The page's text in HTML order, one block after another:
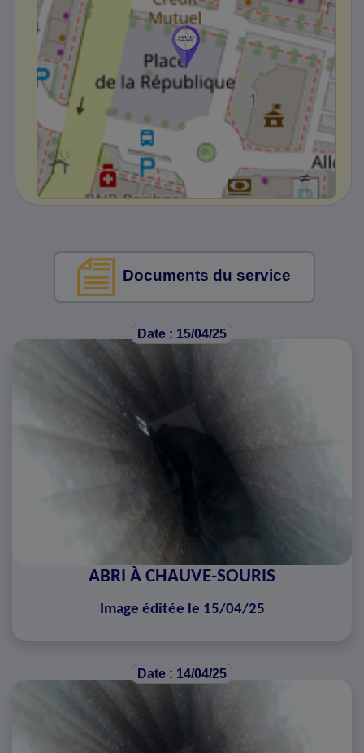
Documents du service
Date : 15/04/25
ABRI À CHAUVE-SOURIS
Image éditée le 15/04/25
Date : 14/04/25